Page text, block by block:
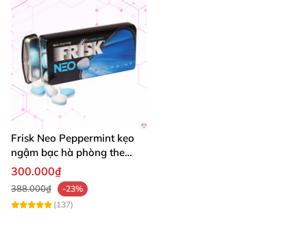
Frisk Neo Peppermint kẹo
ngậm bạc hà phòng the
Nhật hộp 50 viên
300.000₫
388.000₫
-23%
(137)